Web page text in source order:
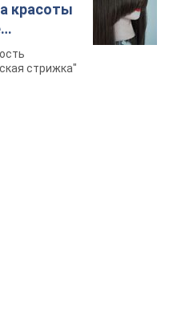
красоты
скандал.
стрижка"